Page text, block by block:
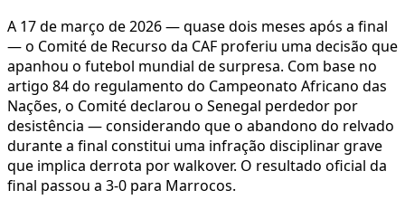
A 17 de março de 2026 — quase dois meses após a final
— o Comité de Recurso da CAF proferiu uma decisão que
apanhou o futebol mundial de surpresa. Com base no
artigo 84 do regulamento do Campeonato Africano das
Nações, o Comité declarou o Senegal perdedor por
desistência — considerando que o abandono do relvado
durante a final constitui uma infração disciplinar grave
que implica derrota por walkover. O resultado oficial da
final passou a 3-0 para Marrocos.